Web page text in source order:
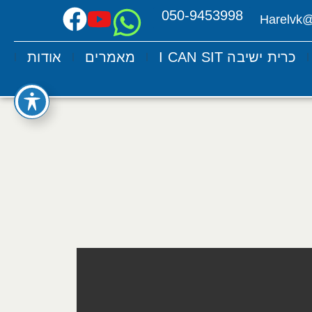
050-9453998
כרית ישיבה I CAN SIT מאמרים אודות